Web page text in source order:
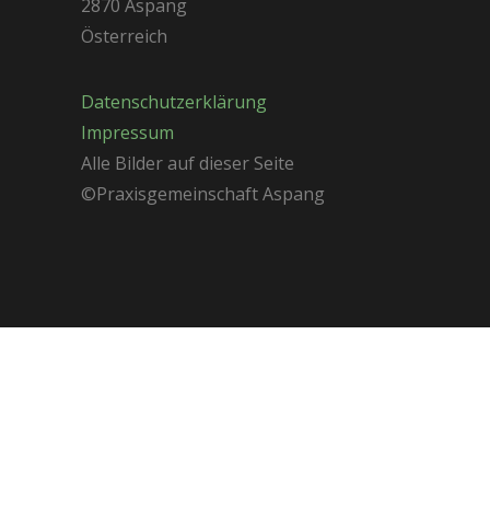
2870 Aspang
Österreich
Datenschutzerklärung
Impressum
Alle Bilder auf dieser Seite
©Praxisgemeinschaft Aspang